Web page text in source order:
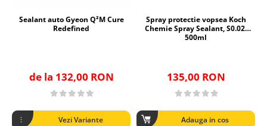
Sealant auto Gyeon Q²M Cure
Redefined
de la 132,00 RON
Vezi Variante
Spray protectie vopsea Koch
Chemie Spray Sealant, S0.02,
500ml
135,00 RON
Adauga in cos